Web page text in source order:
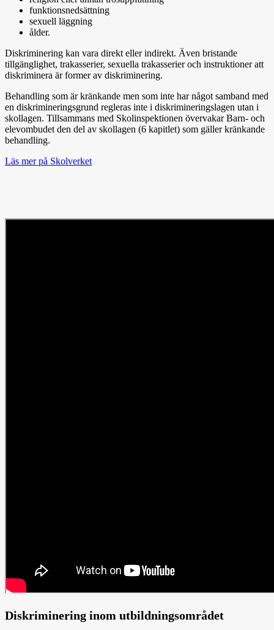
funktionsnedsättning
sexuell läggning
ålder.
Diskriminering kan vara direkt eller indirekt. Även bristande
tillgänglighet, trakasserier, sexuella trakasserier och instruktioner att
diskriminera är former av diskriminering.
Behandling som är kränkande men som inte har något samband med
en diskrimineringsgrund regleras inte i diskrimineringslagen utan i
skollagen. Tillsammans med Skolinspektionen övervakar Barn- och
elevombudet den del av skollagen (6 kapitlet) som gäller kränkande
behandling.
Läs mer på Skolverket
Diskriminering inom utbildningsområdet